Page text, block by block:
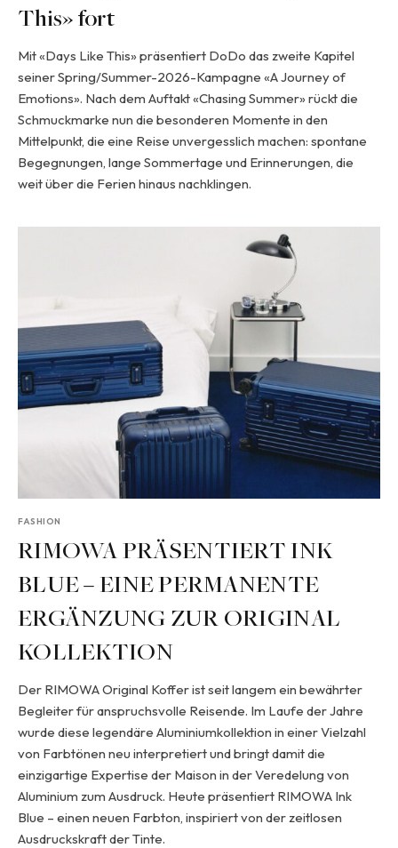
This» fort
Mit «Days Like This» präsentiert DoDo das zweite Kapitel
seiner Spring/Summer-2026-Kampagne «A Journey of
Emotions». Nach dem Auftakt «Chasing Summer» rückt die
Schmuckmarke nun die besonderen Momente in den
Mittelpunkt, die eine Reise unvergesslich machen: spontane
Begegnungen, lange Sommertage und Erinnerungen, die
weit über die Ferien hinaus nachklingen.
FASHION
RIMOWA PRÄSENTIERT INK
BLUE – EINE PERMANENTE
ERGÄNZUNG ZUR ORIGINAL
KOLLEKTION
Der RIMOWA Original Koffer ist seit langem ein bewährter
Begleiter für anspruchsvolle Reisende. Im Laufe der Jahre
wurde diese legendäre Aluminiumkollektion in einer Vielzahl
von Farbtönen neu interpretiert und bringt damit die
einzigartige Expertise der Maison in der Veredelung von
Aluminium zum Ausdruck. Heute präsentiert RIMOWA Ink
Blue – einen neuen Farbton, inspiriert von der zeitlosen
Ausdruckskraft der Tinte.